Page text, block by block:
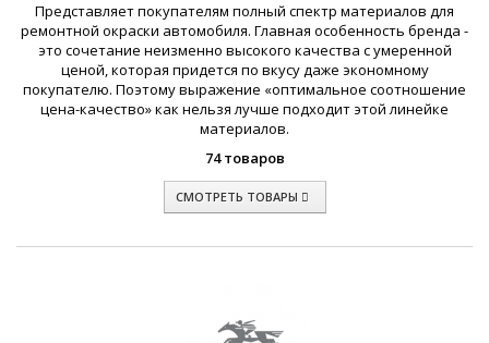
Представляет покупателям полный спектр материалов для
ремонтной окраски автомобиля. Главная особенность бренда -
это сочетание неизменно высокого качества с умеренной
ценой, которая придется по вкусу даже экономному
покупателю. Поэтому выражение «оптимальное соотношение
цена-качество» как нельзя лучше подходит этой линейке
материалов.
74 товаров
СМОТРЕТЬ ТОВАРЫ